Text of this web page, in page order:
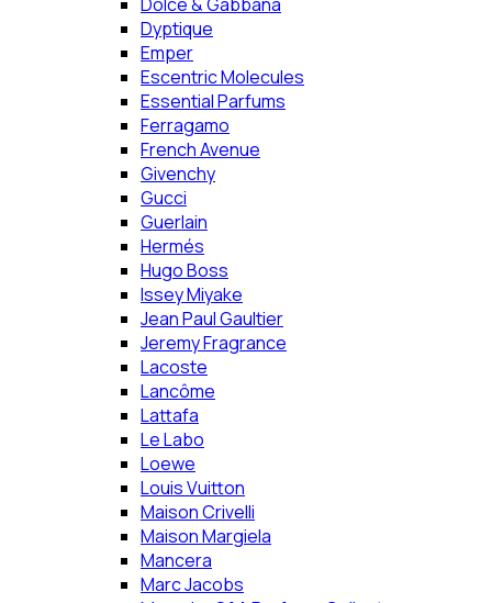
Dyptique
Emper
Escentric Molecules
Essential Parfums
Ferragamo
French Avenue
Givenchy
Gucci
Guerlain
Hermés
Hugo Boss
Issey Miyake
Jean Paul Gaultier
Jeremy Fragrance
Lacoste
Lancôme
Lattafa
Le Labo
Loewe
Louis Vuitton
Maison Crivelli
Maison Margiela
Mancera
Marc Jacobs